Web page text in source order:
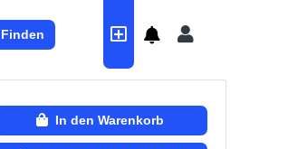
Finden
In den Warenkorb